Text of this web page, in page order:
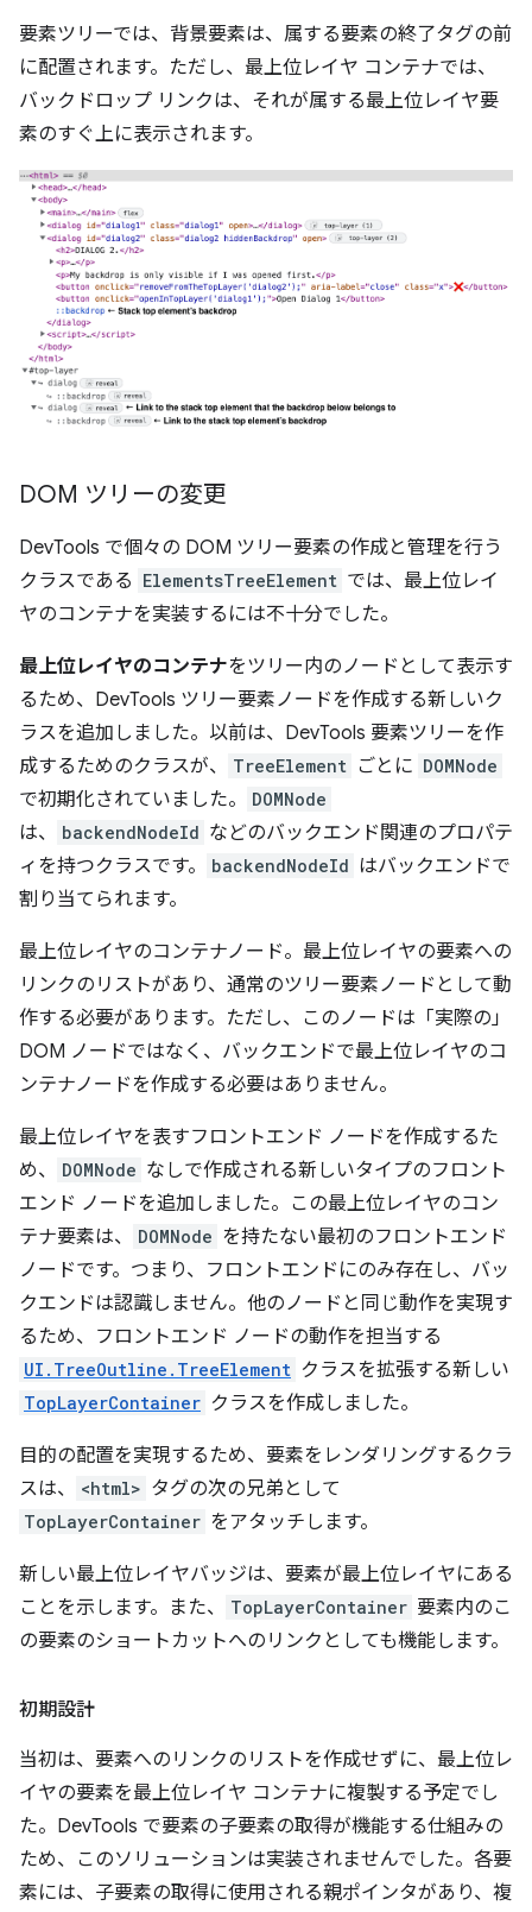
要素ツリーでは、背景要素は、属する要素の終了タグの前
に配置されます。ただし、最上位レイヤ コンテナでは、
バックドロップ リンクは、それが属する最上位レイヤ要
素のすぐ上に表示されます。
DOM ツリーの変更
DevTools で個々の DOM ツリー要素の作成と管理を行う
クラスである ElementsTreeElement では、最上位レイ
ヤのコンテナを実装するには不十分でした。
最上位レイヤのコンテナをツリー内のノードとして表示す
るため、DevTools ツリー要素ノードを作成する新しいク
ラスを追加しました。以前は、DevTools 要素ツリーを作
成するためのクラスが、
TreeElement ごとに DOMNode
で初期化されていました。 DOMNode
は、 backendNodeId などのバックエンド関連のプロパテ
ィを持つクラスです。
backendNodeId はバックエンドで
割り当てられます。
最上位レイヤのコンテナノード。最上位レイヤの要素への
リンクのリストがあり、通常のツリー要素ノードとして動
作する必要があります。ただし、このノードは「実際の」
DOM ノードではなく、バックエンドで最上位レイヤのコ
ンテナノードを作成する必要はありません。
最上位レイヤを表すフロントエンド ノードを作成するた
め、
DOMNode なしで作成される新しいタイプのフロント
エンド ノードを追加しました。この最上位レイヤのコン
テナ要素は、
DOMNode を持たない最初のフロントエンド
ノードです。つまり、フロントエンドにのみ存在し、バッ
クエンドは認識しません。他のノードと同じ動作を実現す
るため、フロントエンド ノードの動作を担当する
UI.TreeOutline.TreeElement クラスを拡張する新しい
TopLayerContainer クラスを作成しました。
目的の配置を実現するため、要素をレンダリングするクラ
スは、
<html> タグの次の兄弟として
TopLayerContainer をアタッチします。
新しい最上位レイヤバッジは、要素が最上位レイヤにある
ことを示します。また、
TopLayerContainer 要素内のこ
の要素のショートカットへのリンクとしても機能します。
初期設計
当初は、要素へのリンクのリストを作成せずに、最上位レ
イヤの要素を最上位レイヤ コンテナに複製する予定でし
た。DevTools で要素の子要素の取得が機能する仕組みの
ため、このソリューションは実装されませんでした。各要
素には、子要素の取得に使用される親ポインタがあり、複